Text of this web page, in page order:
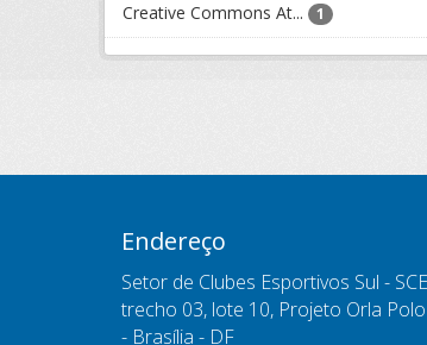
Creative Commons At... 1
Endereço
Setor de Clubes Esportivos Sul -
trecho 03, lote 10, Projeto Orla
- Brasília - DF